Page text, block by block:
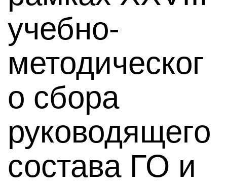
учебно-
методическог
о сбора
руководящего
состава ГО и